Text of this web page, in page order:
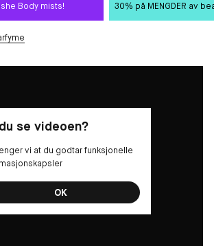
Body mists! 30% på MENGDER av
se videoen?
vi at du godtar funksjonelle
OK